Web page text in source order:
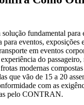
fundamental
eventos,
em eventos
do
modernas
que vão de 15 a 20
com as
pelo CONTRAN.